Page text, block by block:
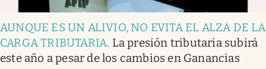
AUNQUE ES UN ALIVIO, NO EVITA EL ALZA DE LA
CARGA TRIBUTARIA. La presión tributaria subirá
este año a pesar de los cambios en Ganancias